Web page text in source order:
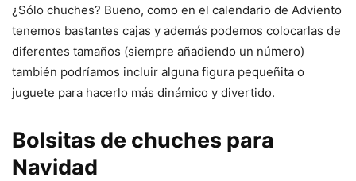
¿Sólo chuches? Bueno, como en el calendario de Adviento
tenemos bastantes cajas y además podemos colocarlas de
diferentes tamaños (siempre añadiendo un número)
también podríamos incluir alguna figura pequeñita o
juguete para hacerlo más dinámico y divertido.
Bolsitas de chuches para
Navidad